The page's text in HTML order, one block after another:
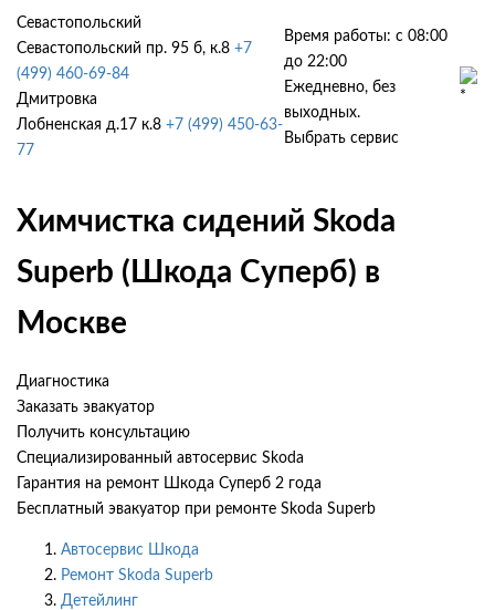
Севастопольский
Севастопольский пр. 95 б, к.8 +7
(499) 460-69-84
Дмитровка
Лобненская д.17 к.8 +7 (499) 450-63-
77
Время работы: с 08:00
до 22:00
Ежедневно, без
выходных.
Выбрать сервис
Химчистка сидений Skoda
Superb (Шкода Суперб) в
Москве
Диагностика
Заказать эвакуатор
Получить консультацию
Специализированный автосервис Skoda
Гарантия на ремонт Шкода Суперб 2 года
Бесплатный эвакуатор при ремонте Skoda Superb
Автосервис Шкода
Ремонт Skoda Superb
Детейлинг